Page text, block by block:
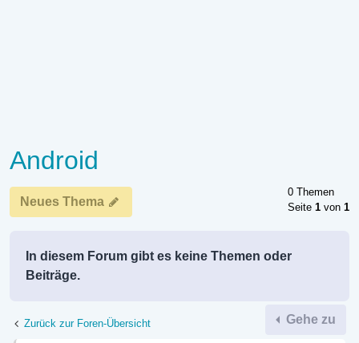
Android
Neues Thema
0 Themen
Seite 1 von 1
In diesem Forum gibt es keine Themen oder
Beiträge.
Zurück zur Foren-Übersicht Gehe zu